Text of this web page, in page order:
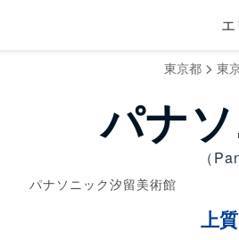
東京都> 東
パナ
（
パナソニック汐留美術館
上